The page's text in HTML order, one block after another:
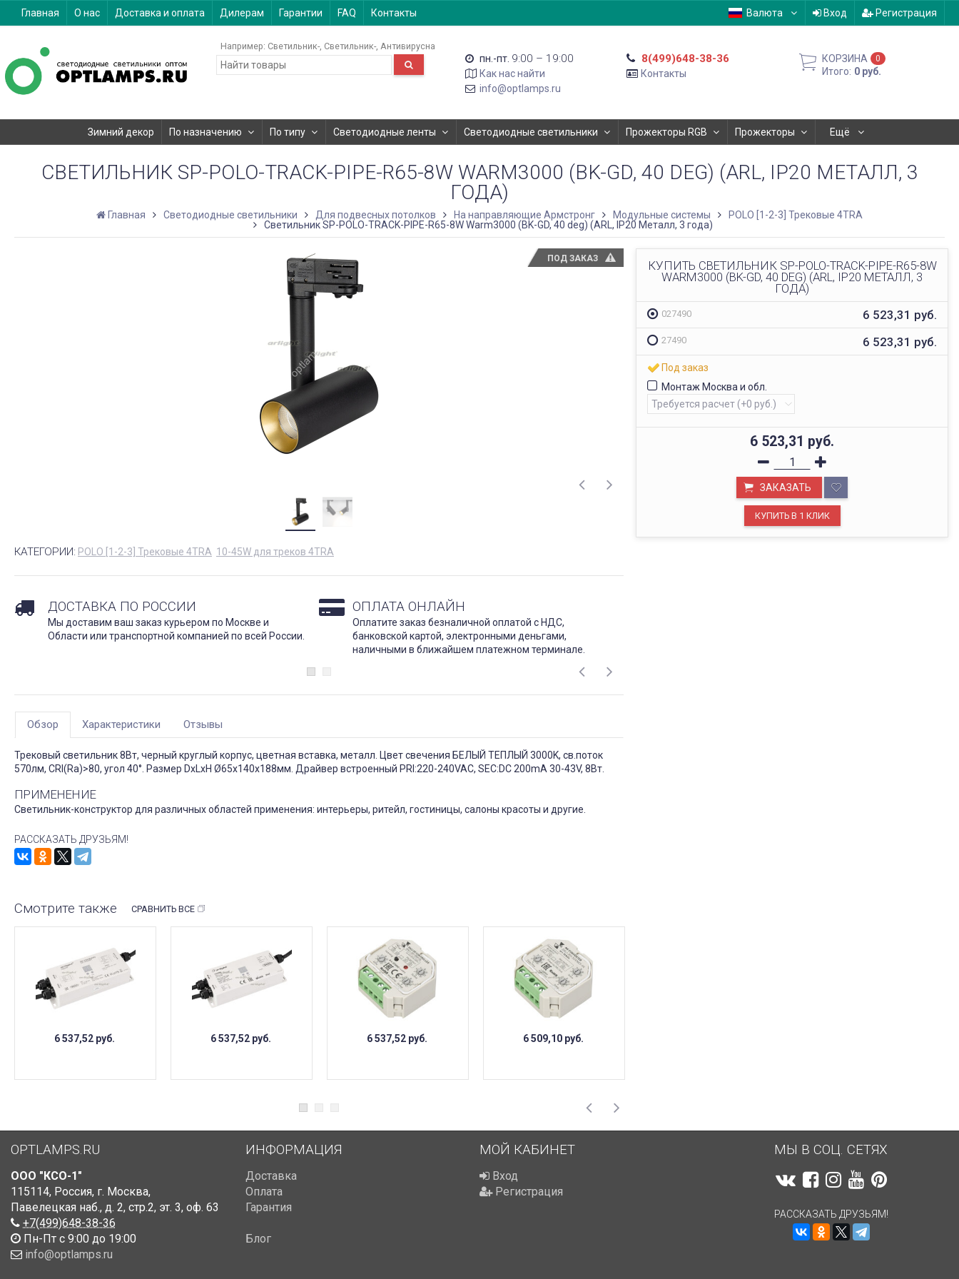
Главная О нас Доставка и оплата Дилерам Гарантии FAQ Контакты Валюта Вход Регистрация
Например: Светильник- Светильник- Антивирусна
пн.-пт. 9:00 – 19:00
Как нас найти
info@optlamps.ru
8(499)648-38-36
Контакты
КОРЗИНА 0
Итого: 0 руб.
Зимний декор По назначению По типу Светодиодные ленты Светодиодные светильники Прожекторы RGB Прожекторы Ещё
СВЕТИЛЬНИК SP-POLO-TRACK-PIPE-R65-8W WARM3000 (BK-GD, 40 DEG) (ARL, IP20 МЕТАЛЛ, 3
ГОДА)
Главная Светодиодные светильники Для подвесных потолков На направляющие Армстронг Модульные системы
POLO [1-2-3] Трековые 4TRA
Светильник SP-POLO-TRACK-PIPE-R65-8W Warm3000 (BK-GD, 40 deg) (ARL, IP20 Металл, 3 года)
ПОД ЗАКАЗ
КУПИТЬ СВЕТИЛЬНИК SP-POLO-TRACK-PIPE-R65-8W
WARM3000 (BK-GD, 40 DEG) (ARL, IP20 МЕТАЛЛ, 3
ГОДА)
027490 6 523,31 руб.
27490 6 523,31 руб.
Под заказ
Монтаж Москва и обл.
6 523,31 руб.
ЗАКАЗАТЬ
КАТЕГОРИИ: POLO [1-2-3] Трековые 4TRA 10-45W для треков 4TRA
ДОСТАВКА ПО РОССИИ
Мы доставим ваш заказ курьером по Москве и
Области или транспортной компанией по всей России.
ОПЛАТА ОНЛАЙН
Оплатите заказ безналичной оплатой с НДС,
банковской картой, электронными деньгами,
наличными в ближайшем платежном терминале.
Обзор Характеристики Отзывы
Трековый светильник 8Вт, черный круглый корпус, цветная вставка, металл. Цвет свечения БЕЛЫЙ ТЕПЛЫЙ 3000K, св.поток
570лм, CRI(Ra)>80, угол 40°. Размер DxLxH Ø65x140x188мм. Драйвер встроенный PRI:220-240VAC, SEC:DC 200mA 30-43V, 8Вт.
ПРИМЕНЕНИЕ
Светильник-конструктор для различных областей применения: интерьеры, ритейл, гостиницы, салоны красоты и другие.
РАССКАЗАТЬ ДРУЗЬЯМ!
Смотрите также СРАВНИТЬ ВСЕ
6 537,52 руб. 6 537,52 руб. 6 537,52 руб. 6 509,10 руб.
OPTLAMPS.RU
ООО "КСО-1"
115114, Россия, г. Москва,
Павелецкая наб., д. 2, стр.2, эт. 3, оф. 63
+7(499)648-38-36
Пн-Пт с 9:00 до 19:00
info@optlamps.ru
ИНФОРМАЦИЯ
Доставка
Оплата
Гарантия
Блог
МОЙ КАБИНЕТ
Вход
Регистрация
МЫ В СОЦ. СЕТЯХ
РАССКАЗАТЬ ДРУЗЬЯМ!